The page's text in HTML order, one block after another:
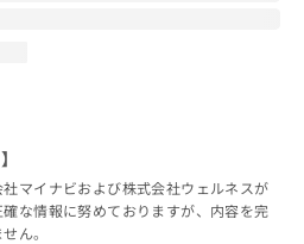
マイナビおよび株式会社ウェルネスが
な情報に努めておりますが、内容を完
ん。